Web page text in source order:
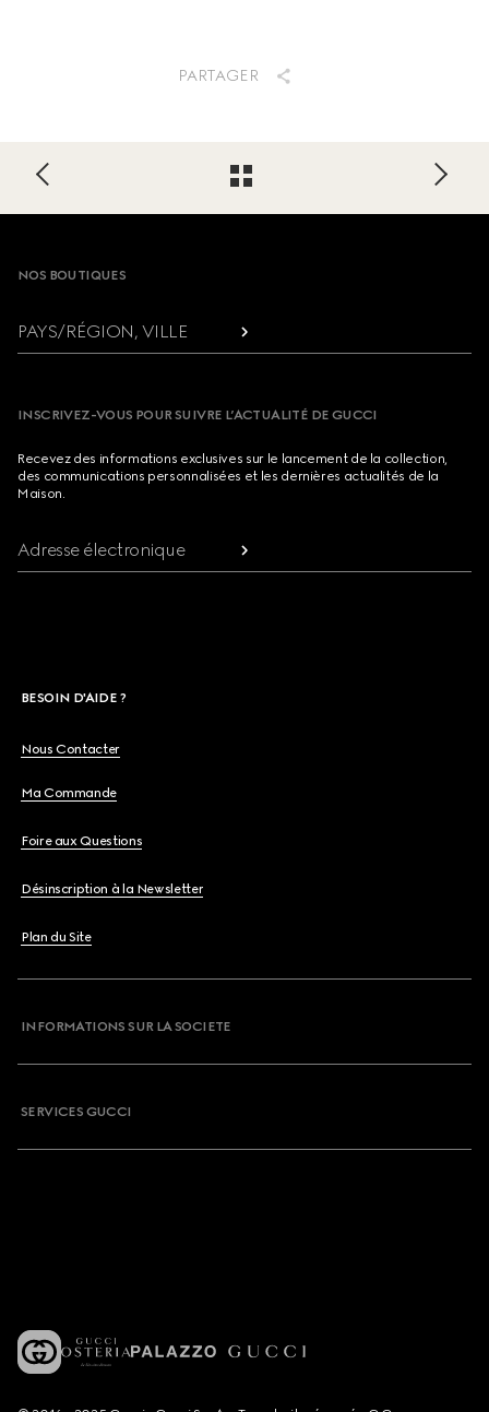
PARTAGER
Footer
NOS BOUTIQUES
PAYS/RÉGION, VILLE
INSCRIVEZ-VOUS POUR SUIVRE L’ACTUALITÉ DE GUCCI
Recevez des informations exclusives sur le lancement de la collection,
des communications personnalisées et les dernières actualités de la
Maison.
Adresse électronique
BESOIN D'AIDE ?
Nous Contacter
Ma Commande
Foire aux Questions
Désinscription à la Newsletter
Plan du Site
INFORMATIONS SUR LA SOCIETE
SERVICES GUCCI